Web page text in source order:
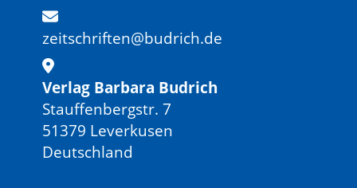
zeitschriften@budrich.de
Verlag Barbara Budrich
Stauffenbergstr. 7
51379 Leverkusen
Deutschland